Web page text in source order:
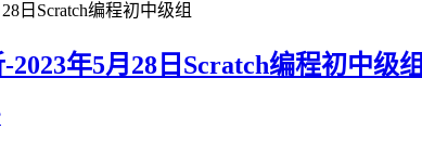
年5月28日Scratch编程初中级组